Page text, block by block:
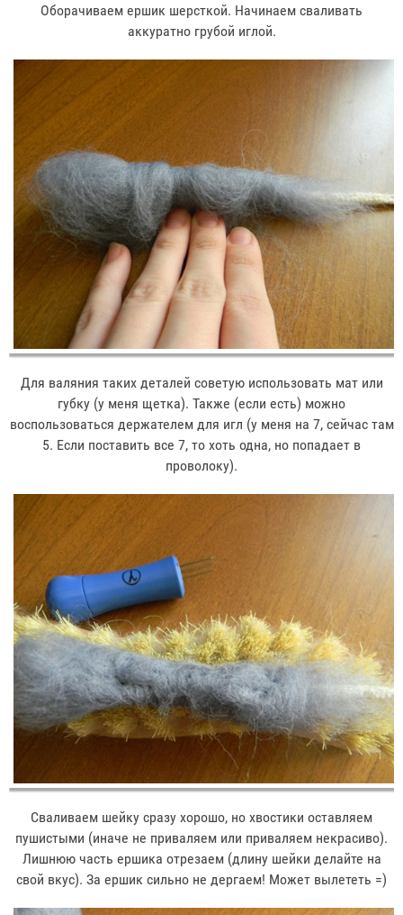
Оборачиваем ершик шерсткой. Начинаем сваливать
аккуратно грубой иглой.
Для валяния таких деталей советую использовать мат или
губку (у меня щетка). Также (если есть) можно
воспользоваться держателем для игл (у меня на 7, сейчас там
5. Если поставить все 7, то хоть одна, но попадает в
проволоку).
Сваливаем шейку сразу хорошо, но хвостики оставляем
пушистыми (иначе не приваляем или приваляем некрасиво).
Лишнюю часть ершика отрезаем (длину шейки делайте на
свой вкус). За ершик сильно не дергаем! Может вылететь =)